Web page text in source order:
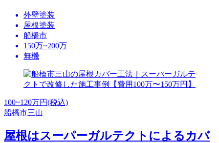
外壁塗装
屋根塗装
船橋市
150万~200万
無機
100~120万円(税込)
船橋市三山
屋根はスーパーガルテクトによるカバ